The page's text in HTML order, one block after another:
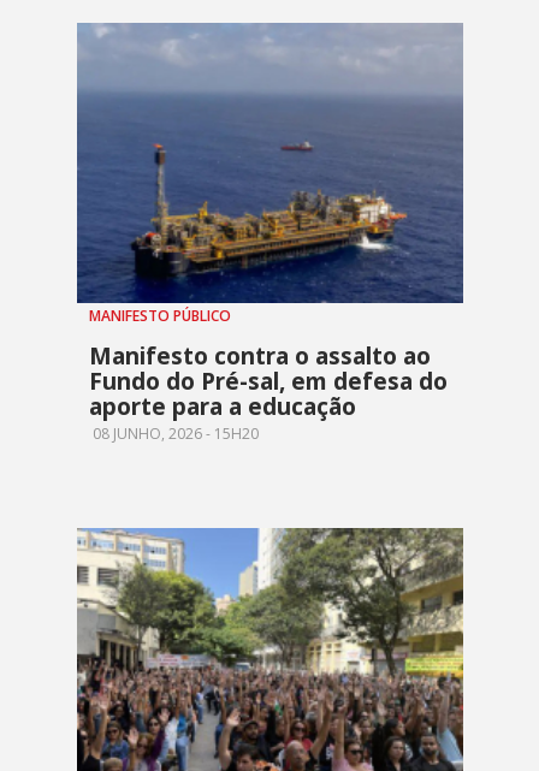
MANIFESTO PÚBLICO
Manifesto contra o assalto ao
Fundo do Pré-sal, em defesa do
aporte para a educação
08 JUNHO, 2026 - 15H20